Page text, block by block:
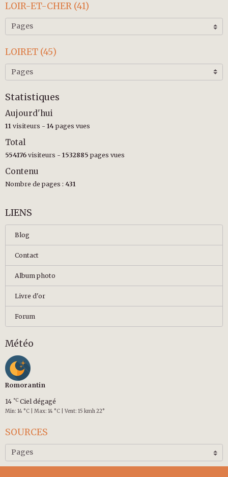
LOIR-ET-CHER (41)
LOIRET (45)
Statistiques
Aujourd'hui
11 visiteurs - 14 pages vues
Total
554176 visiteurs - 1532885 pages vues
Contenu
Nombre de pages : 431
LIENS
Blog
Contact
Album photo
Livre d'or
Forum
Météo
Romorantin
14 °C Ciel dégagé
Min: 14 °C | Max: 14 °C | Vent: 15 kmh 22°
SOURCES